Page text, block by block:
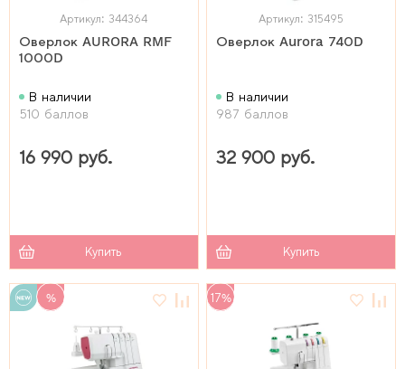
Артикул: 344364
Оверлок AURORA RMF
1000D
В наличии
510 баллов
16 990 руб.
Купить
Артикул: 315495
Оверлок Aurora 740D
В наличии
987 баллов
32 900 руб.
Купить
% 17%